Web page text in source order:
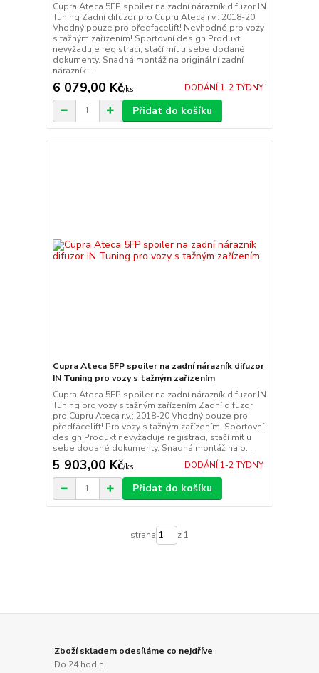
Cupra Ateca 5FP spoiler na zadní nárazník difuzor IN
Tuning Zadní difuzor pro Cupru Ateca r.v.: 2018-20
Vhodný pouze pro předfacelift! Nevhodné pro vozy
s tažným zařízením! Sportovní design Produkt
nevyžaduje registraci, stačí mít u sebe dodané
dokumenty. Snadná montáž na originální zadní
nárazník ...
6 079,00 Kč/ks DODÁNÍ 1-2 TÝDNY
Přidat do košíku
Cupra Ateca 5FP spoiler na zadní nárazník difuzor
IN Tuning pro vozy s tažným zařízením
Cupra Ateca 5FP spoiler na zadní nárazník difuzor IN
Tuning pro vozy s tažným zařízením Zadní difuzor
pro Cupru Ateca r.v.: 2018-20 Vhodný pouze pro
předfacelift! Pro vozy s tažným zařízením! Sportovní
design Produkt nevyžaduje registraci, stačí mít u
sebe dodané dokumenty. Snadná montáž na o...
5 903,00 Kč/ks DODÁNÍ 1-2 TÝDNY
Přidat do košíku
strana z 1
Zboží skladem odesíláme co nejdříve
Do 24 hodin